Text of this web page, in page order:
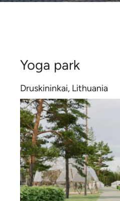
Yoga park
Druskininkai, Lithuania